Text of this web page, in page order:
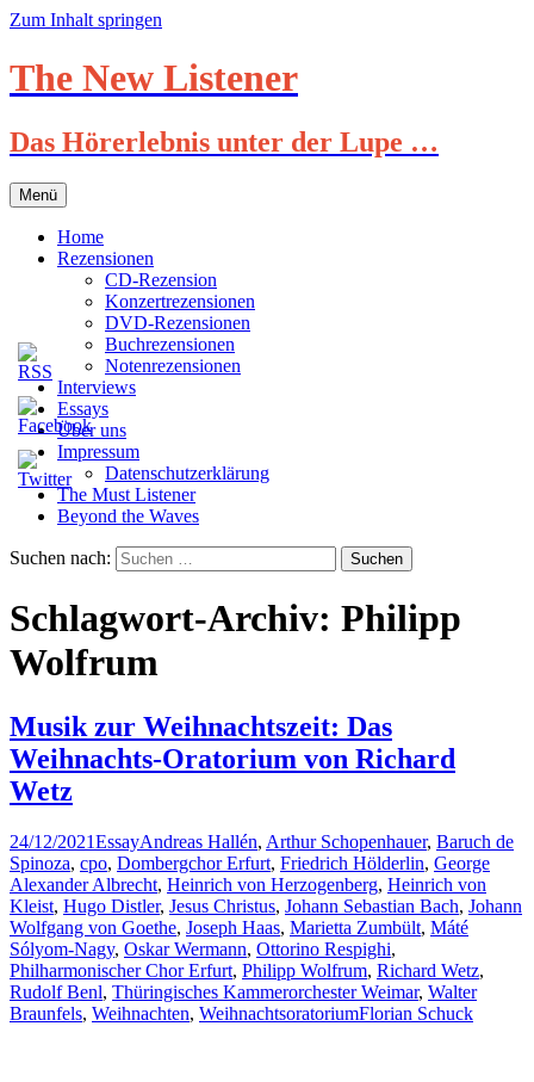
Zum Inhalt springen
The New Listener
Das Hörerlebnis unter der Lupe …
Menü
Home
Rezensionen
CD-Rezension
Konzertrezensionen
DVD-Rezensionen
Buchrezensionen
Notenrezensionen
Interviews
Essays
Über uns
Impressum
Datenschutzerklärung
The Must Listener
Beyond the Waves
Suchen nach:
Schlagwort-Archiv: Philipp
Wolfrum
Musik zur Weihnachtszeit: Das
Weihnachts-Oratorium von Richard
Wetz
24/12/2021EssayAndreas Hallén, Arthur Schopenhauer, Baruch de
Spinoza, cpo, Dombergchor Erfurt, Friedrich Hölderlin, George
Alexander Albrecht, Heinrich von Herzogenberg, Heinrich von
Kleist, Hugo Distler, Jesus Christus, Johann Sebastian Bach, Johann
Wolfgang von Goethe, Joseph Haas, Marietta Zumbült, Máté
Sólyom-Nagy, Oskar Wermann, Ottorino Respighi,
Philharmonischer Chor Erfurt, Philipp Wolfrum, Richard Wetz,
Rudolf Benl, Thüringisches Kammerorchester Weimar, Walter
Braunfels, Weihnachten, WeihnachtsoratoriumFlorian Schuck